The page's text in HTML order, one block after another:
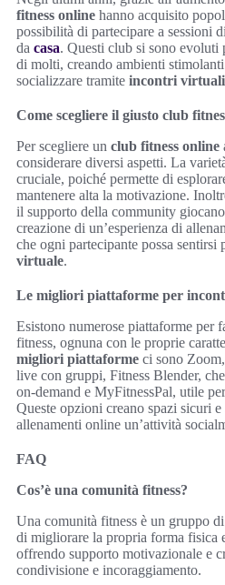
fitness online hanno acquisito
possibilità di partecipare a sessioni
da casa. Questi club si sono evoluti
di molti, creando ambienti
socializzare tramite incontri virtuali
Come scegliere il giusto club
Per scegliere un club fitness online
considerare diversi aspetti. La
cruciale, poiché permette di
mantenere alta la motivazione.
il supporto della community
creazione di un’esperienza di
che ogni partecipante possa sentirsi
virtuale.
Le migliori piattaforme per
Esistono numerose piattaforme
fitness, ognuna con le proprie
migliori piattaforme ci sono
live con gruppi, Fitness Blender,
on-demand e MyFitnessPal, utile
Queste opzioni creano spazi sicuri
allenamenti online un’attività
FAQ
Cos’è una comunità fitness?
Una comunità fitness è un gruppo
di migliorare la propria forma fisica
offrendo supporto motivazionale e
condivisione e incoraggiamento.